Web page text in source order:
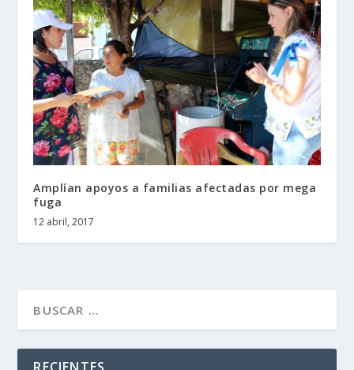
Amplían apoyos a familias afectadas por mega
fuga
12 abril, 2017